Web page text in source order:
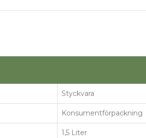
Styckvara
Konsumentförpackning
1,5 Liter